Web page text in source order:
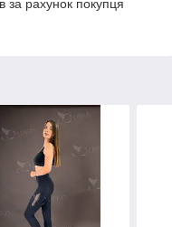
за рахунок покупця